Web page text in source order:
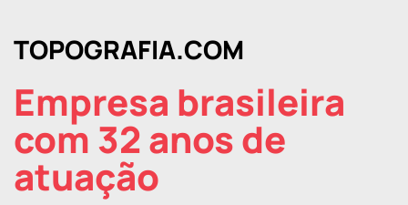
TOPOGRAFIA.COM
Empresa brasileira
com 32 anos de
atuação